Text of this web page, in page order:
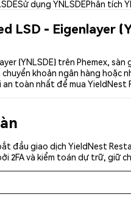
Sử dụng YNLSDEPhân tích
LSD - Eigenlayer
(YNLSDE) trên Phemex,
khoản ngân hàng hoặc
toàn nhất để mua
đầu giao dịch YieldNest
2FA và kiểm toán dự trữ, giữ